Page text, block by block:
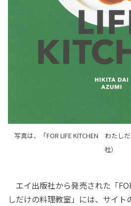
写真は、「FOR LIFE KITCHEN わたし
社）
エイ出版社から発売された「
しだけの料理教室」には、サイ